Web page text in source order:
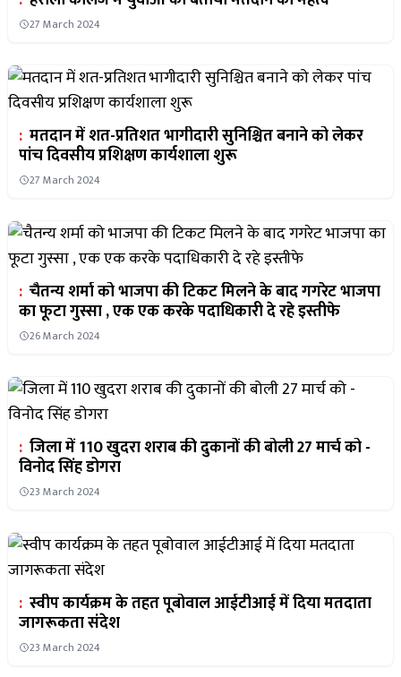
27 March 2024
:
पांच दिवसीय प्रशिक्षण कार्यशाला शुरू
27 March 2024
:
का फूटा गुस्सा , एक एक करके पदाधिकारी दे रहे इस्तीफे
26 March 2024
:
विनोद सिंह डोगरा
23 March 2024
:
जागरूकता संदेश
23 March 2024